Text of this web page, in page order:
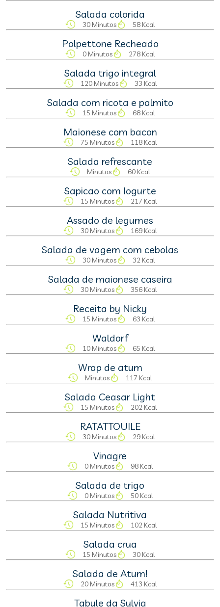
Salada colorida
30 Minutos 58 Kcal
Polpettone Recheado
0 Minutos 278 Kcal
Salada trigo integral
120 Minutos 33 Kcal
Salada com ricota e palmito
15 Minutos 68 Kcal
Maionese com bacon
75 Minutos 118 Kcal
Salada refrescante
Minutos 60 Kcal
Sapicao com Iogurte
15 Minutos 217 Kcal
Assado de legumes
30 Minutos 169 Kcal
Salada de vagem com cebolas
30 Minutos 32 Kcal
Salada de maionese caseira
30 Minutos 356 Kcal
Receita by Nicky
15 Minutos 63 Kcal
Waldorf
10 Minutos 65 Kcal
Wrap de atum
Minutos 117 Kcal
Salada Ceasar Light
15 Minutos 202 Kcal
RATATTOUILE
30 Minutos 29 Kcal
Vinagre
0 Minutos 98 Kcal
Salada de trigo
0 Minutos 50 Kcal
Salada Nutritiva
15 Minutos 102 Kcal
Salada crua
15 Minutos 30 Kcal
Salada de Atum!
20 Minutos 413 Kcal
Tabule da Sylvia